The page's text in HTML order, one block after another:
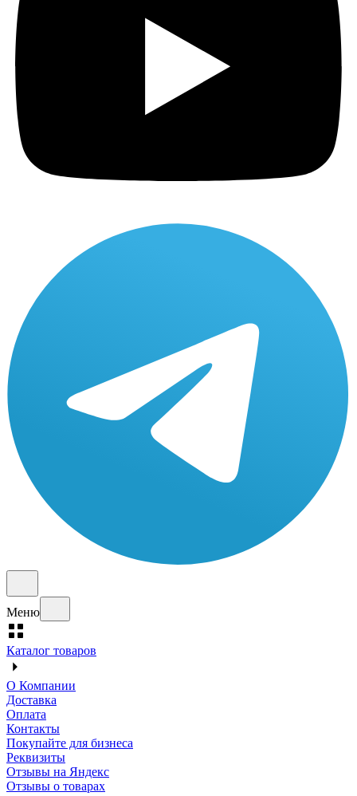
Меню
Каталог товаров
О Компании
Доставка
Оплата
Контакты
Покупайте для бизнеса
Реквизиты
Отзывы на Яндекс
Отзывы о товарах